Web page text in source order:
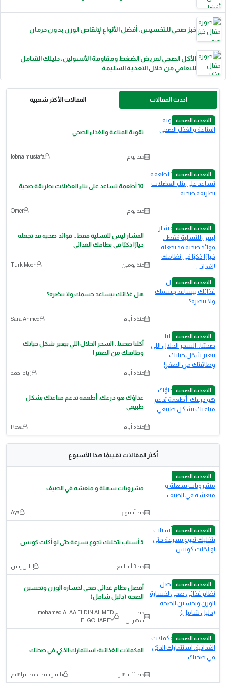
خبز صحي للتخسيس: أفضل الأنواع لإنقاص الوزن بدون حرمان
الأكل الصحي لمريض الضغط ومقاومة الأنسولين: دليلك الشامل
للتعافي من خلال التغذية السليمة
احدث المقالات المقالات الأكثر شعبية
التغذية الصحية
تقوية المناعة والغذاء الصحي
منذ يوم lobna mustafa
التغذية الصحية
10 أطعمة تساعد على بناء العضلات بطريقة صحية
منذ يوم Omer
التغذية الصحية
الفشار ليس للتسلية فقط.. فوائد صحية قد تجعله
خيارًا ذكيًا في نظامك الغذائي
منذ يومين Turk Moon
التغذية الصحية
هل غذائك بيساعد جسمك ولا بيضره؟
منذ 5 أيام Sara Ahmed
التغذية الصحية
أكلنا صحتنا.. السحر الحلال اللي بيغير شكل حياتك
وطاقتك من الصفر!
منذ 5 أيام زياد احمد
التغذية الصحية
غذاؤك هو درعك: أطعمة تدعم مناعتك بشكل
طبيعي
منذ 5 أيام Rosa
أكثر المقالات تقييمًا هذا الأسبوع
التغذية الصحية
مشروبات سهلة و منعشه في الصيف
منذ أسبوع Aya
التغذية الصحية
5 أسباب بتخليك تجوع بسرعة حتى لو أكلت كويس
منذ 3 أسابيع إيـلين إيلين
التغذية الصحية
أفضل نظام غذائي صحي لخسارة الوزن وتحسين
الصحة (دليل شامل)
منذ
شهرين
mohamed ALAA ELDIN AHMED
ELGOHAREY
التغذية الصحية
المكملات الغذائية: استثمارك الذكي في صحتك
منذ 11 شهر ياسر سيد احمد ابراهيم